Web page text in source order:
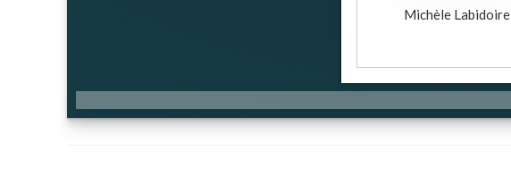
Michèle Labidoire